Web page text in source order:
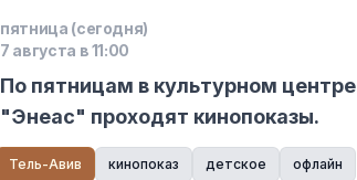
пятница (сегодня)
7 августа в 11:00
По пятницам в культурном центре
"Энеас" проходят кинопоказы.
Тель-Авив кинопоказ детское офлайн